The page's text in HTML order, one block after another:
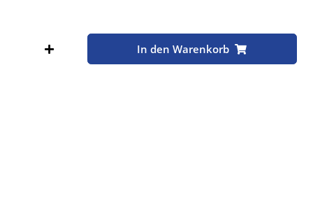
In den Warenkorb